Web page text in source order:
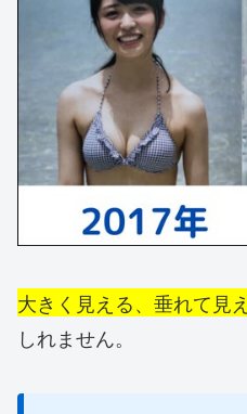
大きく見える、垂れて見
しれません。